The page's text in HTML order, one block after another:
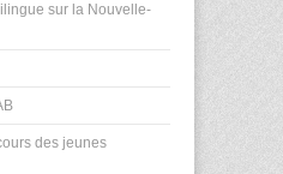
sur la Nouvelle-
des jeunes